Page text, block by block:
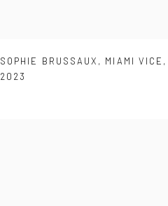
SOPHIE BRUSSAUX , MIAMI VICE ,
2023